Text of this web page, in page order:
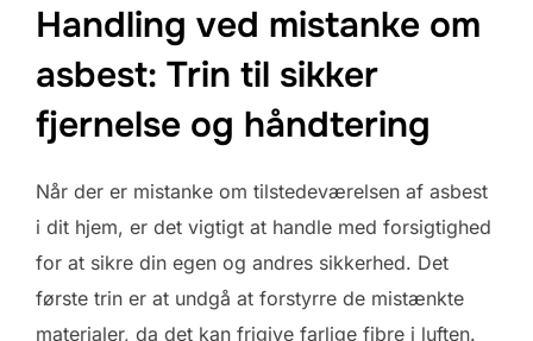
Handling ved mistanke om
asbest: Trin til sikker
fjernelse og håndtering
Når der er mistanke om tilstedeværelsen af asbest
i dit hjem, er det vigtigt at handle med forsigtighed
for at sikre din egen og andres sikkerhed. Det
første trin er at undgå at forstyrre de mistænkte
materialer, da det kan frigive farlige fibre i luften.